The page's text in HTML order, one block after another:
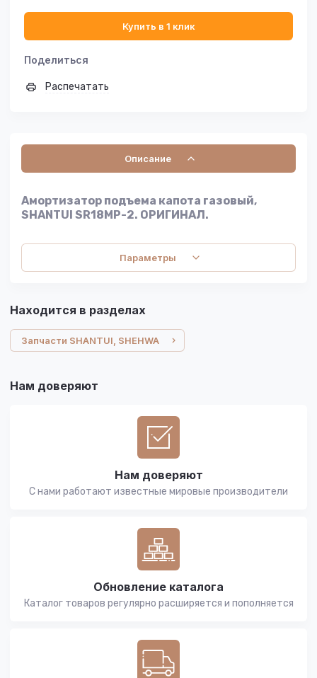
Купить в 1 клик
Поделиться
Распечатать
Описание
Амортизатор подъема капота газовый,
SHANTUI SR18MP-2. ОРИГИНАЛ.
Параметры
Находится в разделах
Запчасти SHANTUI, SHEHWA
Нам доверяют
Нам доверяют
С нами работают известные мировые производители
Обновление каталога
Каталог товаров регулярно расширяется и пополняется